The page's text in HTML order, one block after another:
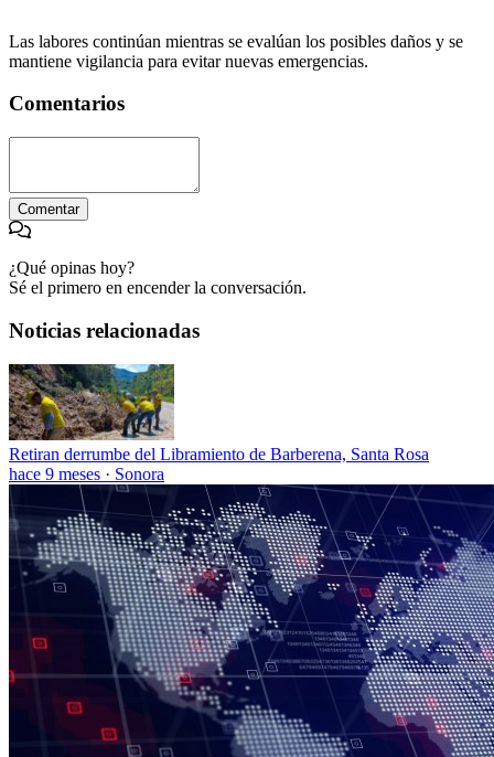
Las labores continúan mientras se evalúan los posibles daños y se
mantiene vigilancia para evitar nuevas emergencias.
Comentarios
Comentar
¿Qué opinas hoy?
Sé el primero en encender la conversación.
Noticias relacionadas
Retiran derrumbe del Libramiento de Barberena, Santa Rosa
hace 9 meses · Sonora